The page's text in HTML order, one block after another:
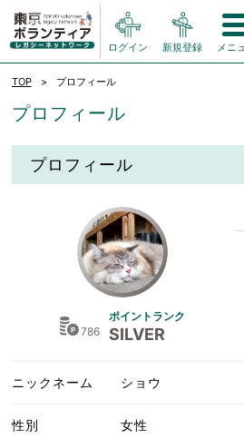
ログイン 新規登録 メニ
TOP プロフィール
プロフィール
プロフィール
786
ポイントランク
SILVER
ニックネーム ショウ
性別 女性